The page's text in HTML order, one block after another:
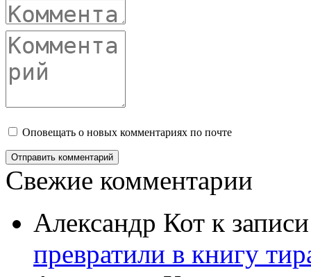
Оповещать о новых комментариях по почте
Свежие комментарии
Александр Кот к
превратили в книгу